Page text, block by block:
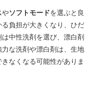
やソフトモードを選ぶと良
負担が大きくなり、ひだ
中性洗剤を選び、漂白剤
な洗剤や漂白剤は、生地
なくなる可能性がありま